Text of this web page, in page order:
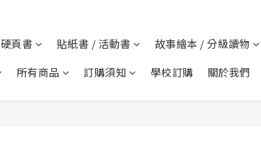
硬頁書 貼紙書 / 活動書 故事繪本 / 分級讀物
所有商品 訂購須知 學校訂購 關於我們